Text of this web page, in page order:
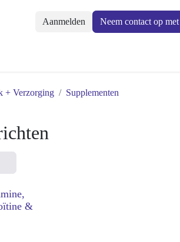
Aanmelden Neem contact op met
+ Verzorging
Supplementen